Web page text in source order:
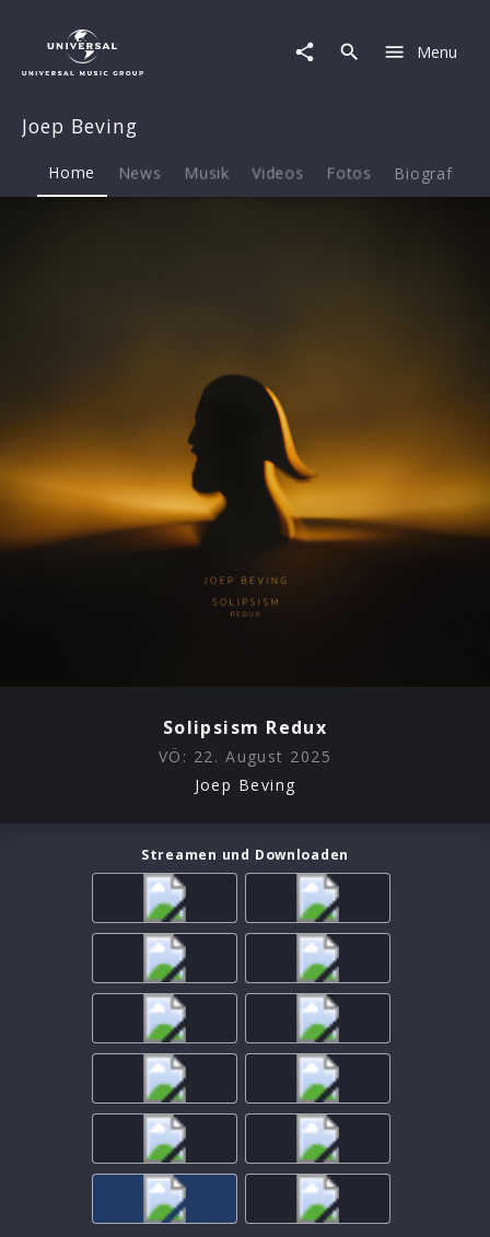
Musik
Merch
Menu
Joep Beving
Home News Musik Videos Fotos Biografie
Solipsism Redux
VÖ: 22. August 2025
Joep Beving
Streamen und Downloaden